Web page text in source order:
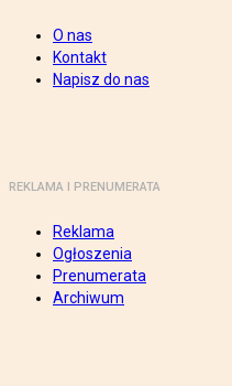
O nas
Kontakt
Napisz do nas
REKLAMA I PRENUMERATA
Reklama
Ogłoszenia
Prenumerata
Archiwum